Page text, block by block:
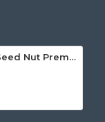
Mixed Fruity Seed Nut Premium (Roasted) 1 kg